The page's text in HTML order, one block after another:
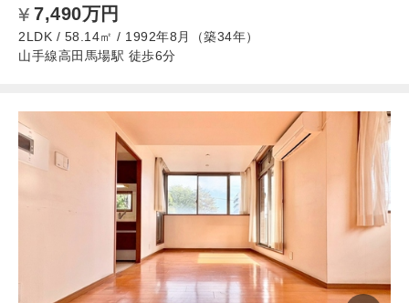
7,490万円
2LDK / 58.14㎡ / 1992年8月（築34年）
山手線高田馬場駅 徒歩6分